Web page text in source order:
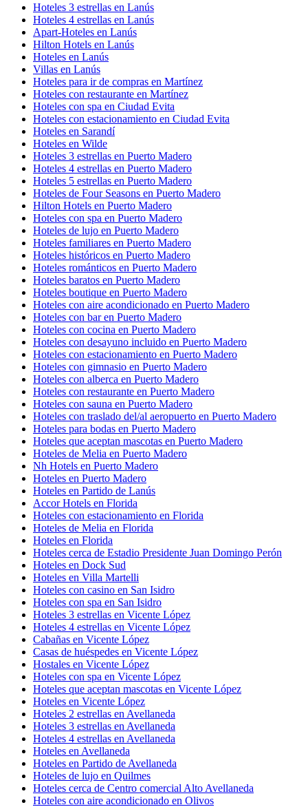
Hoteles 3 estrellas en Lanús
Hoteles 4 estrellas en Lanús
Apart-Hoteles en Lanús
Hilton Hotels en Lanús
Hoteles en Lanús
Villas en Lanús
Hoteles para ir de compras en Martínez
Hoteles con restaurante en Martínez
Hoteles con spa en Ciudad Evita
Hoteles con estacionamiento en Ciudad Evita
Hoteles en Sarandí
Hoteles en Wilde
Hoteles 3 estrellas en Puerto Madero
Hoteles 4 estrellas en Puerto Madero
Hoteles 5 estrellas en Puerto Madero
Hoteles de Four Seasons en Puerto Madero
Hilton Hotels en Puerto Madero
Hoteles con spa en Puerto Madero
Hoteles de lujo en Puerto Madero
Hoteles familiares en Puerto Madero
Hoteles históricos en Puerto Madero
Hoteles románticos en Puerto Madero
Hoteles baratos en Puerto Madero
Hoteles boutique en Puerto Madero
Hoteles con aire acondicionado en Puerto Madero
Hoteles con bar en Puerto Madero
Hoteles con cocina en Puerto Madero
Hoteles con desayuno incluido en Puerto Madero
Hoteles con estacionamiento en Puerto Madero
Hoteles con gimnasio en Puerto Madero
Hoteles con alberca en Puerto Madero
Hoteles con restaurante en Puerto Madero
Hoteles con sauna en Puerto Madero
Hoteles con traslado del/al aeropuerto en Puerto Madero
Hoteles para bodas en Puerto Madero
Hoteles que aceptan mascotas en Puerto Madero
Hoteles de Melia en Puerto Madero
Nh Hotels en Puerto Madero
Hoteles en Puerto Madero
Hoteles en Partido de Lanús
Accor Hotels en Florida
Hoteles con estacionamiento en Florida
Hoteles de Melia en Florida
Hoteles en Florida
Hoteles cerca de Estadio Presidente Juan Domingo Perón
Hoteles en Dock Sud
Hoteles en Villa Martelli
Hoteles con casino en San Isidro
Hoteles con spa en San Isidro
Hoteles 3 estrellas en Vicente López
Hoteles 4 estrellas en Vicente López
Cabañas en Vicente López
Casas de huéspedes en Vicente López
Hostales en Vicente López
Hoteles con spa en Vicente López
Hoteles que aceptan mascotas en Vicente López
Hoteles en Vicente López
Hoteles 2 estrellas en Avellaneda
Hoteles 3 estrellas en Avellaneda
Hoteles 4 estrellas en Avellaneda
Hoteles en Avellaneda
Hoteles en Partido de Avellaneda
Hoteles de lujo en Quilmes
Hoteles cerca de Centro comercial Alto Avellaneda
Hoteles con aire acondicionado en Olivos